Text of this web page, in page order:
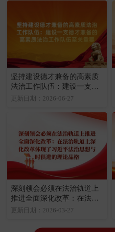
坚持建设德才兼备的高素质
法治工作队伍：建设一支德
才兼备的高素质法治工作队
更新日期：2026-06-27
深刻领会必须在法治轨道上
推进全面深化改革：在法治
轨道上深化改革体现了习近
更新日期：2026-03-27